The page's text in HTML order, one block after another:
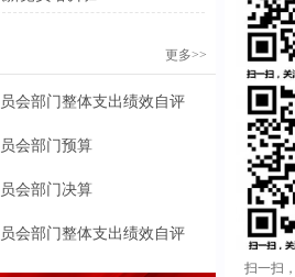
扫一扫
更多>>
会部门整体支出绩效自评
会部门预算
会部门决算
会部门整体支出绩效自评